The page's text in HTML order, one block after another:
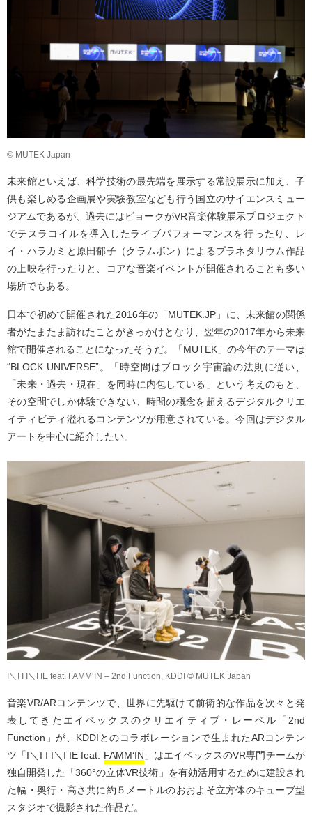
© MUTEK Japan
未来館といえば、科学技術の最先端を展示する常設展示に加え、子
供も楽しめる企画展や実験教室なども行う国立のサイエンスミュー
ジアムであるが、過去にはビョークがVR音楽体験展示プロジェクト
でテスラコイルを導入したライブパフォーマンスを行ったり、レ
イ・ハラカミと原田郁子（クラムボン）によるプラネタリウム作品
の上映を行ったりと、コアな音楽イベントが開催されることも多い
場所でもある。
日本で初めて開催された2016年の「MUTEK.JP」に、未来館の関係
者がたまたま訪れたことがきっかけとなり、翌年の2017年から未来
館で開催されることになったそうだ。「MUTEK」の今年のテーマは
“BLOCK UNIVERSE”。「時空間はブロック宇宙論の法則に従い、
「未来・過去・現在」を同時に内包している」という考えのもと、
その空間でしか体験できない、時間の概念を超えるデジタルクリエ
イティビティ溢れるコンテンツが用意されている。今回はデジタル
アートを中心に紹介したい。
I＼I I I＼I IE feat. FAMM‘IN – 2nd Function, KDDI © MUTEK Japan
音楽VR/ARコンテンツで、世界に先駆けて前衛的な作品を次々と発
表してきたエイベックスのクリエイティブ・レーベル「2nd
Function」が、KDDIとのコラボレーションで生まれたARコンテン
ツ「I＼I I I＼I IE feat. FAMM‘IN 」はエイベックスのVR専門チームが
独自開発した「360°の立体VR技術」を有効活用するために建設され
た幅・奥行・高さ共に約５メートルのおおよそ立方体のキューブ型
スタジオで撮影された作品だ。